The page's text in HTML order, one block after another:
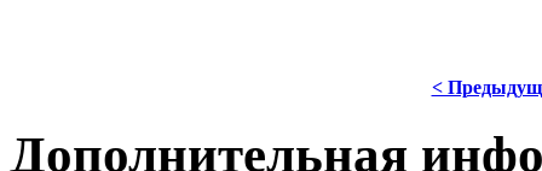
<
Дополнительная